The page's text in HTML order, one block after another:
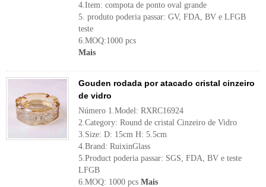
4.Item: compota de ponto oval grande
5. produto poderia passar: GV, FDA, BV e LFGB
teste
6.MOQ:1000 pcs
Mais
Gouden rodada por atacado cristal cinzeiro
de vidro
Número 1.Model: RXRC16924
2.Category: Round de cristal Cinzeiro de Vidro
3.Size: D: 15cm H: 5.5cm
4.Brand: RuixinGlass
5.Product poderia passar: SGS, FDA, BV e teste
LFGB
6.MOQ: 1000 pcs Mais